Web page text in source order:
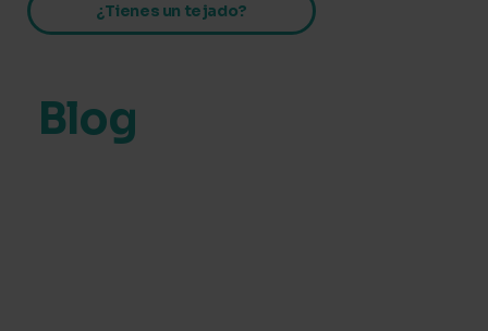
¿Tienes un tejado?
Blog